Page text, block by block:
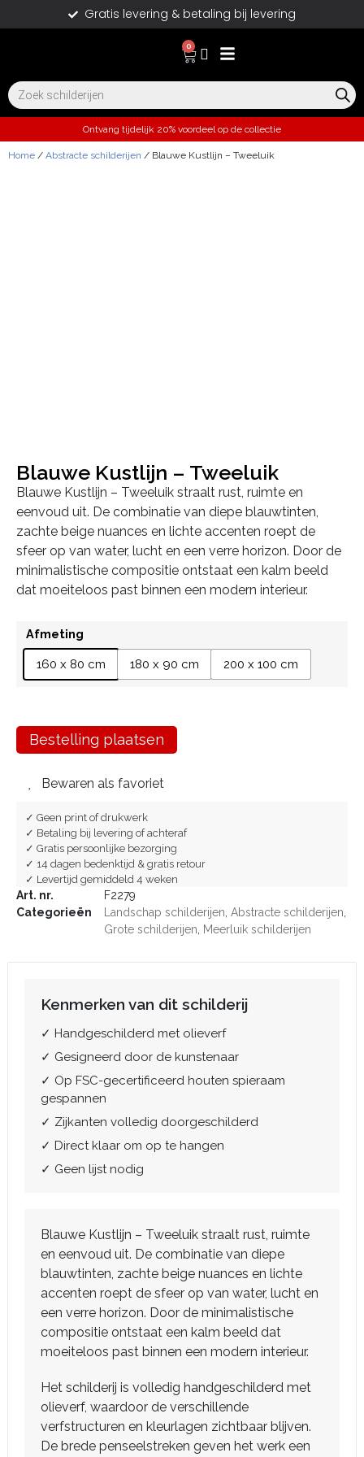
Gratis levering & betaling bij levering
0
Ontvang tijdelijk 20% voordeel op de collectie
Home / Abstracte schilderijen / Blauwe Kustlijn – Tweeluik
Blauwe Kustlijn – Tweeluik
Blauwe Kustlijn – Tweeluik straalt rust, ruimte en
eenvoud uit. De combinatie van diepe blauwtinten,
zachte beige nuances en lichte accenten roept de
sfeer op van water, lucht en een verre horizon. Door de
minimalistische compositie ontstaat een kalm beeld
dat moeiteloos past binnen een modern interieur.
Afmeting
160 x 80 cm 180 x 90 cm 200 x 100 cm
Bestelling plaatsen
Bewaren als favoriet
✓ Geen print of drukwerk
✓ Betaling bij levering of achteraf
✓ Gratis persoonlijke bezorging
✓ 14 dagen bedenktijd & gratis retour
✓ Levertijd gemiddeld 4 weken
Art. nr.
F2279
Categorieën
Landschap schilderijen, Abstracte schilderijen,
Grote schilderijen, Meerluik schilderijen
Kenmerken van dit schilderij
✓ Handgeschilderd met olieverf
✓ Gesigneerd door de kunstenaar
✓ Op FSC-gecertificeerd houten spieraam
gespannen
✓ Zijkanten volledig doorgeschilderd
✓ Direct klaar om op te hangen
✓ Geen lijst nodig
Blauwe Kustlijn – Tweeluik straalt rust, ruimte
en eenvoud uit. De combinatie van diepe
blauwtinten, zachte beige nuances en lichte
accenten roept de sfeer op van water, lucht en
een verre horizon. Door de minimalistische
compositie ontstaat een kalm beeld dat
moeiteloos past binnen een modern interieur.
Het schilderij is volledig handgeschilderd met
olieverf, waardoor de verschillende
verfstructuren en kleurlagen zichtbaar blijven.
De brede penseelstreken geven het werk een